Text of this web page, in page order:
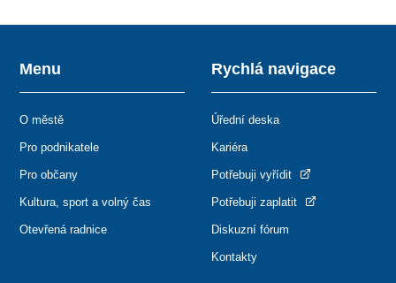
Menu
O městě
Pro podnikatele
Pro občany
Kultura, sport a volný čas
Otevřená radnice
Rychlá navigace
Úřední deska
Kariéra
Potřebuji vyřídit
Potřebuji zaplatit
Diskuzní fórum
Kontakty